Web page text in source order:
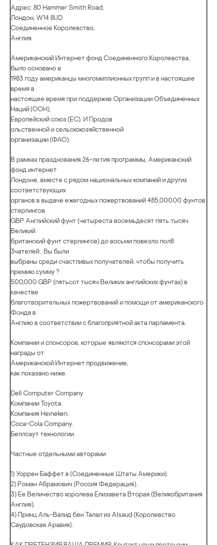
Адрес: 80 Hammer Smith Road,
Лондон, W14 8UD
Соединенное Королевство,
Англия.
Американский Интернет фонд Соединенного Королевства,
было основано в
1983 году американцы многомиллионных групп и в настоящее
время в
настоящее время при поддержке Организации Объединенных
Наций (ООН),
Европейский союз (ЕС). И Продов
ольственной и сельскохозяйственной
организации (ФАО).
В рамках празднования 26-летия программы, Американский
фонд интернет
Лондоне, вместе с рядом национальных компаний и других
соответствующих
органов в выдаче ежегодных пожертвований 485,000.00 фунтов
стерлингов
GBP Английский фунт (четыреста восемьдесят пять тысяч
Великий
британский фунт стерлингов) до восьми повезло пол8
3чателей . Вы были
выбраны среди счастливых получателей, чтобы получить
премию сумму ?
500,000 GBP (пятьсот тысяч Великих английских фунтах) в
качестве
благотворительных пожертвований и помощи от американского
Фонда в
Англию в соответствии с благоприятной акта парламента.
Компании и спонсоров, которые являются спонсорами этой
награды от
Американской Интернет продвижение,
как показано ниже.
Dell Computer Company.
Компании Toyota.
Компания Heineken.
Coca-Cola Company.
Беллсаут технологии.
Частные отдельными авторами.
1) Уоррен Баффет в (Соединенные Штаты Америки).
2) Роман Абрамович (Россия Федерация).
3) Ее Величество королева Елизавета Вторая (Великобритания
Англия).
4) Принц Аль-Валид бен Талал из Alsaud (Королевство
Саудовская Аравия).